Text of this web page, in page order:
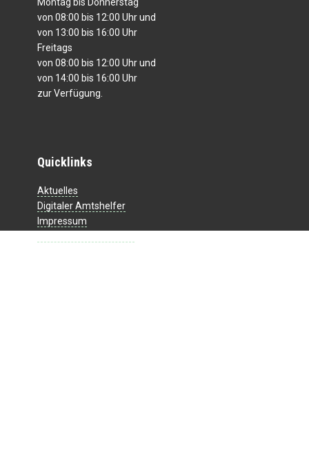
von 08:00 bis 12:00 Uhr und
von 13:00 bis 16:00 Uhr
Freitags
von 08:00 bis 12:00 Uhr und
von 14:00 bis 16:00 Uhr
zur Verfügung.
Quicklinks
Aktuelles
Digitaler Amtshelfer
Impressum